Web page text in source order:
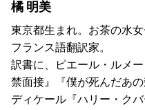
橘 明美
東京都生まれ。お茶の水
フランス語翻訳家。
訳書に、ピエール・ルメ
禁面接』『僕が死んだあ
ディケール『ハリー・ク